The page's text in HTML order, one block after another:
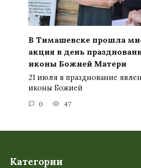
В Тимашевске прошла
акция в день
иконы Божией Матери
21 июля в празднование
иконы Божией
0 47
Категории